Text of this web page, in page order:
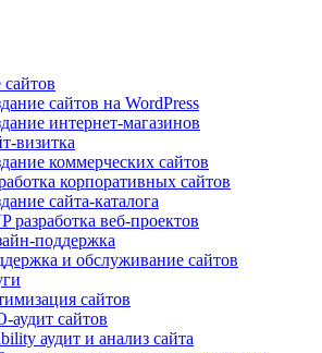
сайтов на WordPress
интернет-магазинов
визитка
коммерческих сайтов
корпоративных сайтов
сайта-каталога
разработка веб-проектов
поддержка
и обслуживание сайтов
сайтов
аудит сайтов
аудит и анализ сайта